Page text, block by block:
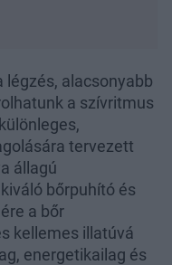
légzés, alacsonyabb
a szívritmus
tervezett
állagú
bőrpuhító és
a bőr
kellemes illatúvá
energetikailag és